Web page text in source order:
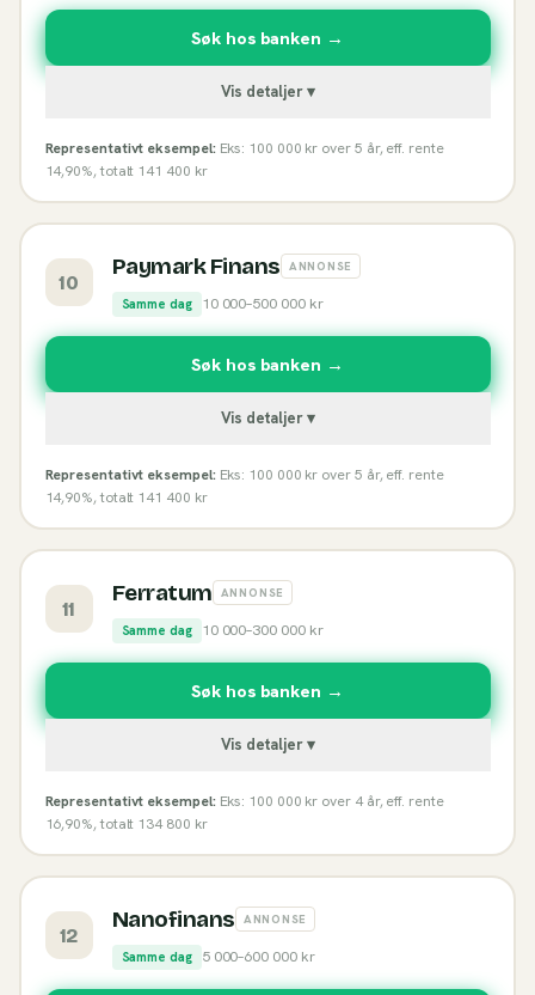
Søk hos banken →
Vis detaljer ▾
Representativt eksempel: Eks: 100 000 kr over 5 år, eff. rente
14,90%, totalt 141 400 kr
10
Paymark Finans ANNONSE
Samme dag 10 000–500 000kr
Søk hos banken →
Vis detaljer ▾
Representativt eksempel: Eks: 100 000 kr over 5 år, eff. rente
14,90%, totalt 141 400 kr
11
Ferratum ANNONSE
Samme dag 10 000–300 000kr
Søk hos banken →
Vis detaljer ▾
Representativt eksempel: Eks: 100 000 kr over 4 år, eff. rente
16,90%, totalt 134 800 kr
12
Nanofinans ANNONSE
Samme dag 5 000–600 000kr